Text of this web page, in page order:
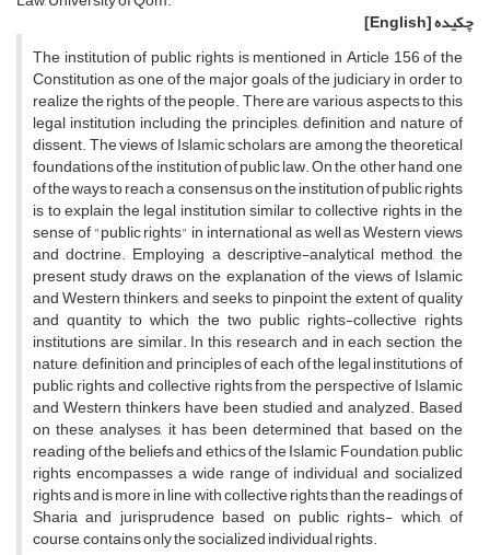
چکیده[English]
The institution of public rights is mentioned in Article 156 of the
Constitution as one of the major goals of the judiciary in order to
realize the rights of the people. There are various aspects to this
legal institution including the principles, definition and nature of
dissent. The views of Islamic scholars are among the theoretical
foundations of the institution of public law. On the other hand, one
of the ways to reach a consensus on the institution of public rights
is to explain the legal institution similar to collective rights in the
sense of "public rights" in international as well as Western views
and doctrine. Employing a descriptive-analytical method, the
present study draws on the explanation of the views of Islamic
and Western thinkers, and seeks to pinpoint the extent of quality
and quantity to which the two public rights-collective rights
institutions are similar. In this research and in each section, the
nature, definition and principles of each of the legal institutions of
public rights and collective rights from the perspective of Islamic
and Western thinkers have been studied and analyzed. Based
on these analyses, it has been determined that based on the
reading of the beliefs and ethics of the Islamic Foundation, public
rights encompasses a wide range of individual and socialized
rights and is more in line with collective rights than the readings of
Sharia and jurisprudence based on public rights- which, of
course, contains only the socialized individual rights.